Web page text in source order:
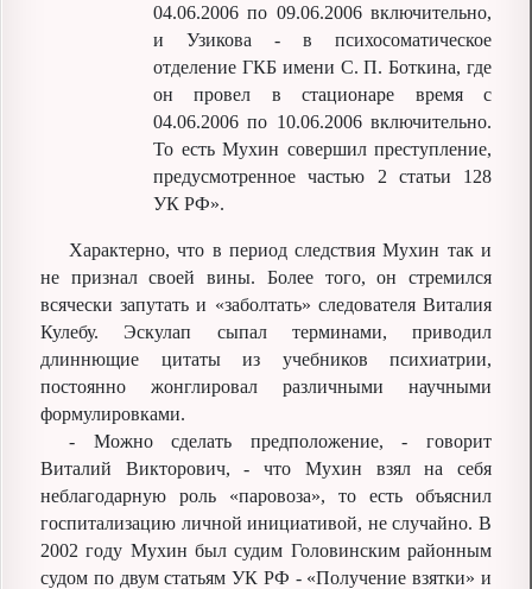
04.06.2006 по 09.06.2006 включительно,
и Узикова - в психосоматическое
отделение ГКБ имени С. П. Боткина, где
он провел в стационаре время с
04.06.2006 по 10.06.2006 включительно.
То есть Мухин совершил преступление,
предусмотренное частью 2 статьи 128
УК РФ».
Характерно, что в период следствия Мухин так и
не признал своей вины. Более того, он стремился
всячески запутать и «заболтать» следователя Виталия
Кулебу. Эскулап сыпал терминами, приводил
длиннющие цитаты из учебников психиатрии,
постоянно жонглировал различными научными
формулировками.
- Можно сделать предположение, - говорит
Виталий Викторович, - что Мухин взял на себя
неблагодарную роль «паровоза», то есть объяснил
госпитализацию личной инициативой, не случайно. В
2002 году Мухин был судим Головинским районным
судом по двум статьям УК РФ - «Получение взятки» и